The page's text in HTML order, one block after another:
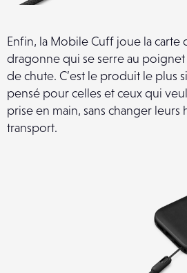
Enfin, la Mobile Cuff joue la carte
dragonne qui se serre au
de chute. C’est le produit le plus
pensé pour celles et ceux qui
prise en main, sans changer leurs
transport.